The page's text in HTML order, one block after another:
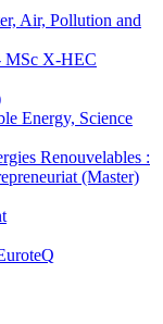
Air, Pollution and
MSc X-HEC
Energy, Science
Renouvelables :
(Master)